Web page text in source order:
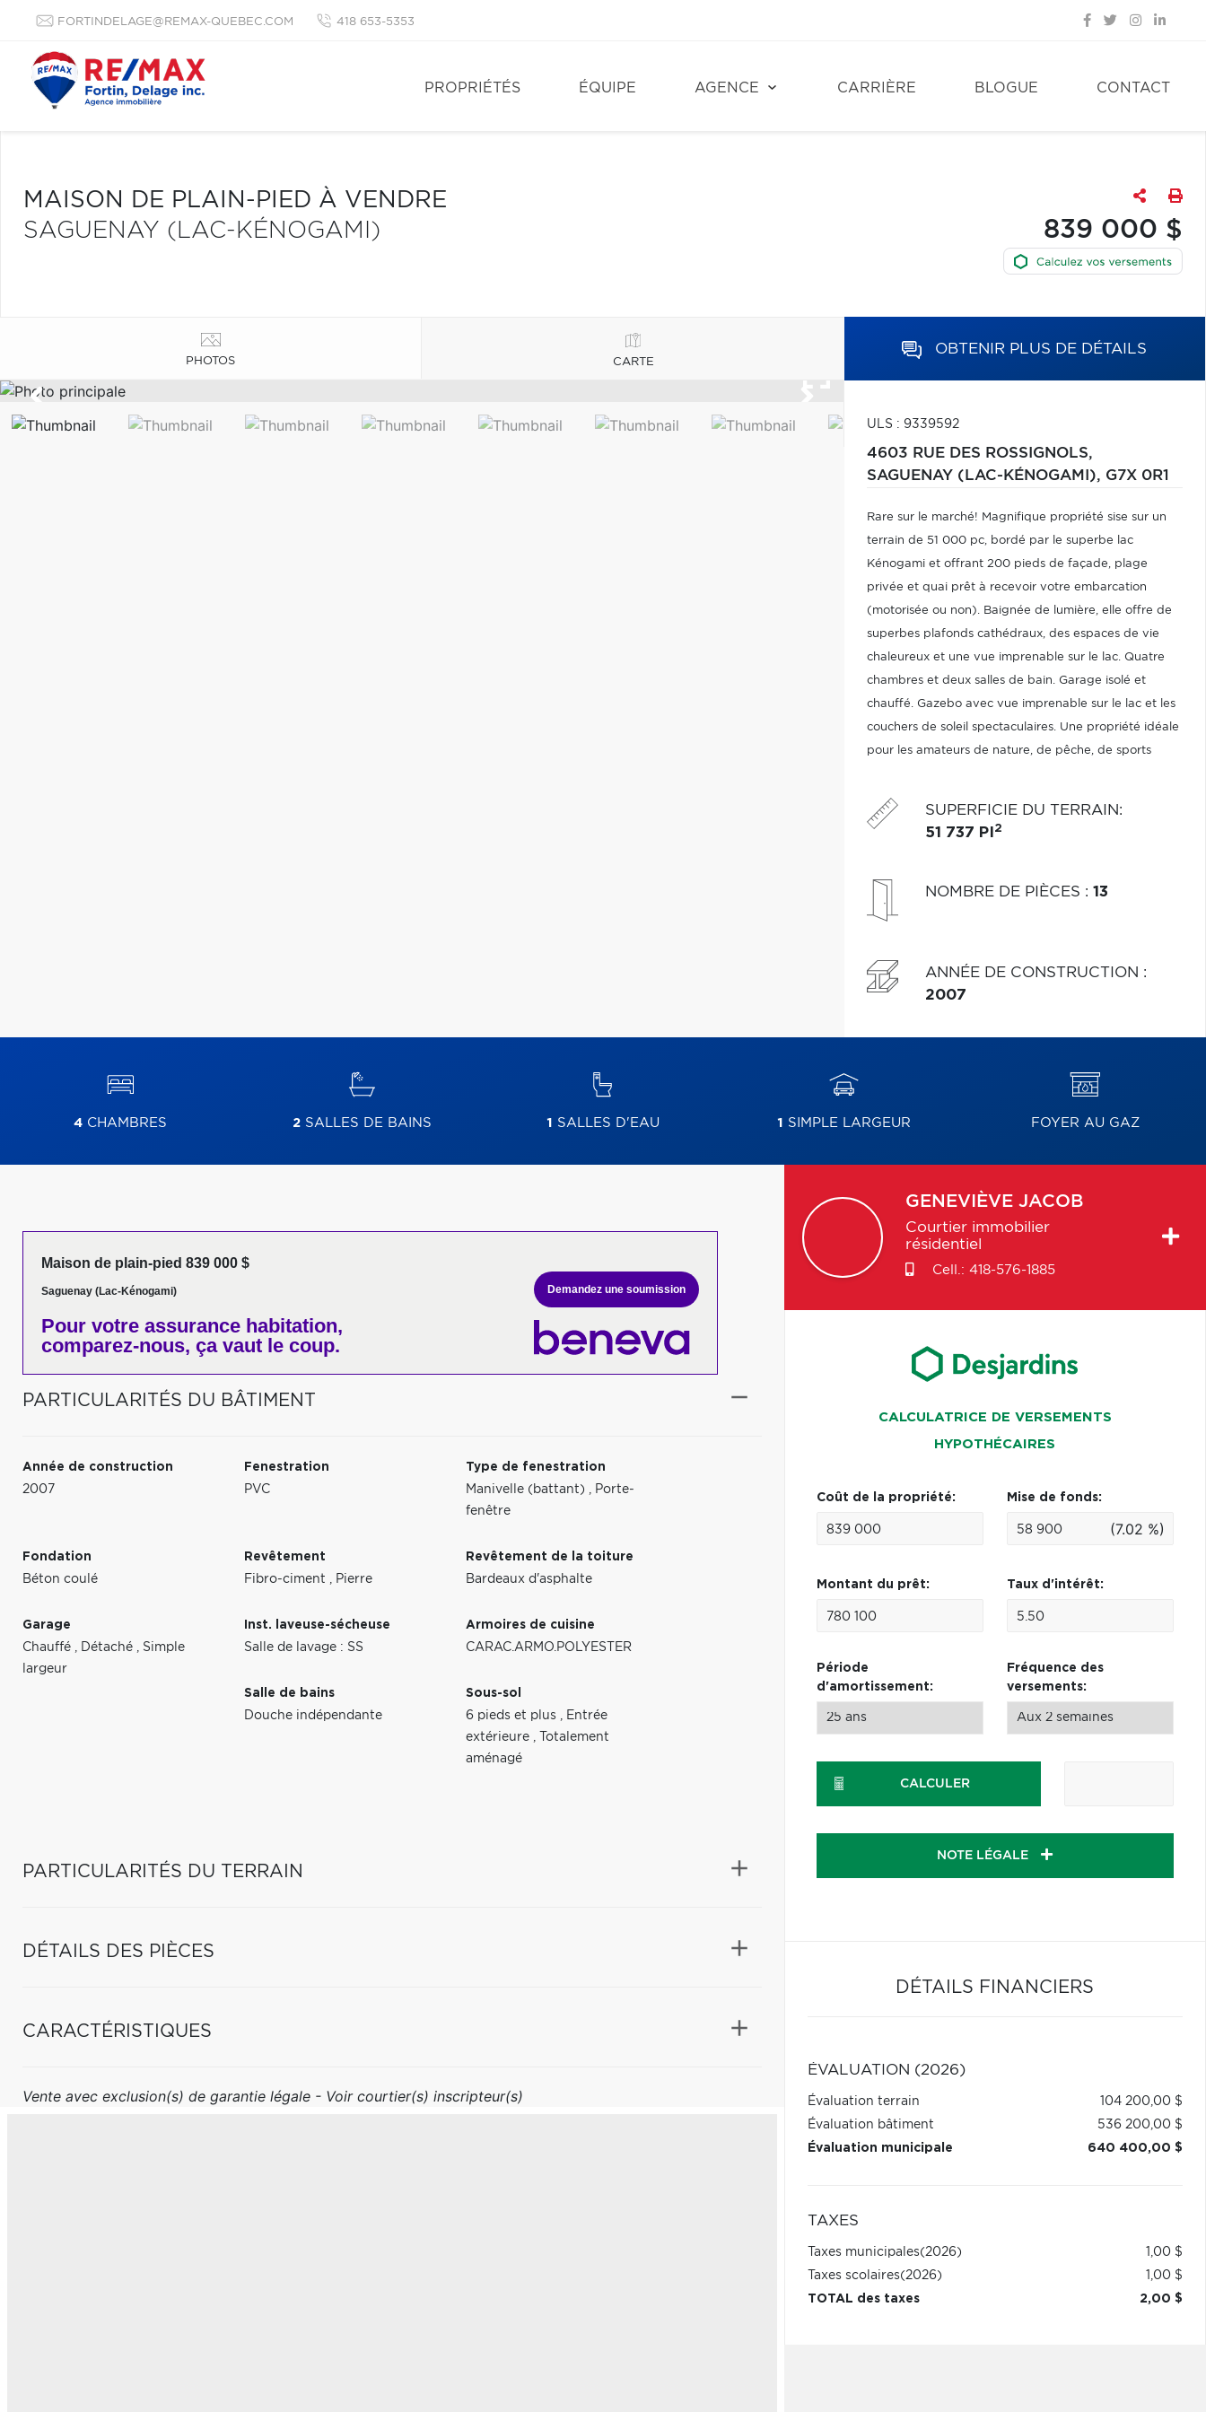
FORTINDELAGE@REMAX-QUEBEC.COM 418 653-5353
PROPRIÉTÉS ÉQUIPE AGENCE CARRIÈRE BLOGUE CONTACT
MAISON DE PLAIN-PIED À VENDRE
SAGUENAY (LAC-KÉNOGAMI)
839 000 $
PHOTOS CARTE
OBTENIR PLUS DE DÉTAILS
ULS : 9339592
4603 RUE DES ROSSIGNOLS,
SAGUENAY (LAC-KÉNOGAMI), G7X 0R1
Rare sur le marché! Magnifique propriété sise sur un
terrain de 51 000 pc, bordé par le superbe lac
Kénogami et offrant 200 pieds de façade, plage
privée et quai prêt à recevoir votre embarcation
(motorisée ou non). Baignée de lumière, elle offre de
superbes plafonds cathédraux, des espaces de vie
chaleureux et une vue imprenable sur le lac. Quatre
chambres et deux salles de bain. Garage isolé et
chauffé. Gazebo avec vue imprenable sur le lac et les
couchers de soleil spectaculaires. Une propriété idéale
pour les amateurs de nature, de pêche, de sports
SUPERFICIE DU TERRAIN:
51 737 PI 2
NOMBRE DE PIÈCES : 13
ANNÉE DE CONSTRUCTION :
2007
4 CHAMBRES 2SALLES DE BAINS 1 SALLES D'EAU 1 SIMPLE LARGEUR FOYER AU GAZ
Maison de plain-pied 839 000 $
Saguenay (Lac-Kénogami)
Pour votre assurance habitation,
comparez-nous, ça vaut le coup.
Demandez une soumission
PARTICULARITÉS DU BÂTIMENT
Année de construction
2007
Fenestration
PVC
Type de fenestration
Manivelle (battant) , Porte-
fenêtre
Fondation
Béton coulé
Revêtement
Fibro-ciment , Pierre
Revêtement de la toiture
Bardeaux d'asphalte
Garage
Chauffé , Détaché , Simple
largeur
Inst. laveuse-sécheuse
Salle de lavage : SS
Armoires de cuisine
CARAC.ARMO.POLYESTER
Salle de bains
Douche indépendante
Sous-sol
6 pieds et plus , Entrée
extérieure ,
Totalement
aménagé
PARTICULARITÉS DU TERRAIN
DÉTAILS DES PIÈCES
CARACTÉRISTIQUES
Vente avec exclusion(s) de garantie légale - Voir courtier(s) inscripteur(s)
GENEVIÈVE JACOB
Courtier immobilier
résidentiel
Cell.: 418-576-1885
CALCULATRICE DE VERSEMENTS
HYPOTHÉCAIRES
Coût de la propriété: Mise de fonds:
(7.02 %)
Montant du prêt: Taux d'intérêt:
Période
d'amortissement:
Fréquence des
versements:
CALCULER
NOTE LÉGALE
DÉTAILS FINANCIERS
ÉVALUATION (2026)
Évaluation terrain
104 200,00 $
Évaluation bâtiment
536 200,00 $
Évaluation municipale
640 400,00 $
TAXES
Taxes municipales(2026)
1,00 $
Taxes scolaires(2026)
1,00 $
TOTAL des taxes
2,00 $